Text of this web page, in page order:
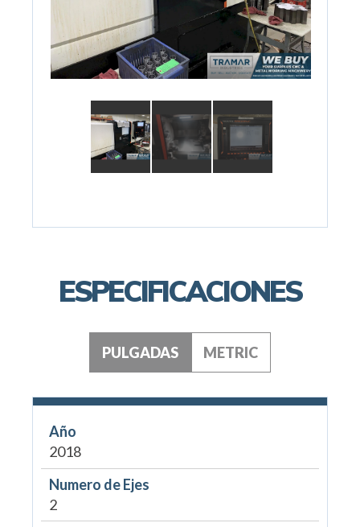
ESPECIFICACIONES
PULGADAS METRIC
Año
2018
Numero de Ejes
2